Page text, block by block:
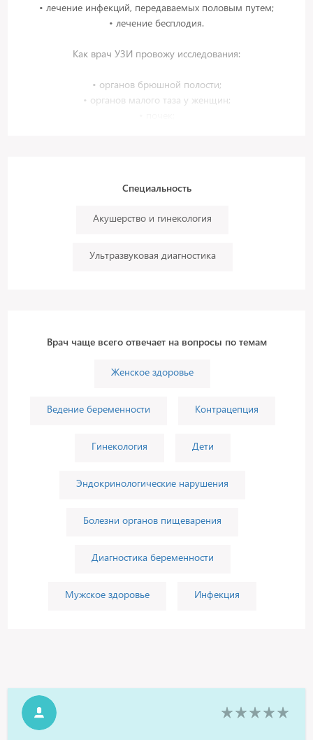
• лечение инфекций, передаваемых половым путем;
• лечение бесплодия.
Как врач УЗИ провожу исследования:
• органов брюшной полости;
• органов малого таза у женщин;
Специальность
Акушерство и гинекология
Ультразвуковая диагностика
Врач чаще всего отвечает на вопросы по темам
Женское здоровье
Ведение беременности Контрацепция
Гинекология Дети
Эндокринологические нарушения
Болезни органов пищеварения
Диагностика беременности
Мужское здоровье Инфекция